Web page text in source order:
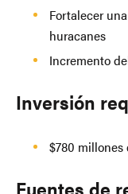
Fortalecer
huracanes
Incremento
Inversión
$780 millones
Fuentes de